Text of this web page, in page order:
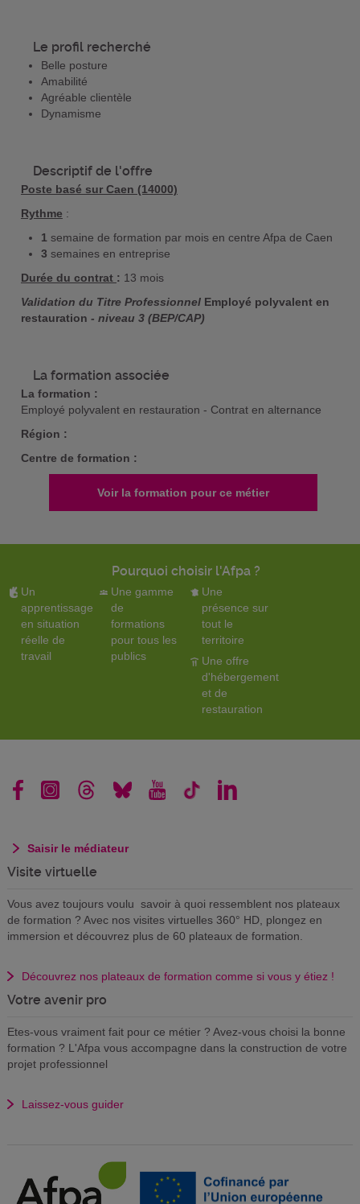
Le profil recherché
Belle posture
Amabilité
Agréable clientèle
Dynamisme
Descriptif de l'offre
Poste basé sur Caen (14000)
Rythme :
1 semaine de formation par mois en centre Afpa de Caen
3 semaines en entreprise
Durée du contrat : 13 mois
Validation du Titre Professionnel Employé polyvalent en
restauration - niveau 3 (BEP/CAP)
La formation associée
La formation :
Employé polyvalent en restauration - Contrat en alternance
Région :
Centre de formation :
Voir la formation pour ce métier
Pourquoi choisir l'Afpa ?
Un
apprentissage
en situation
réelle de
travail
Une gamme
de
formations
pour tous les
publics
Une
présence sur
tout le
territoire
Une offre
d'hébergement
et de
restauration
Saisir le médiateur
Visite virtuelle
Vous avez toujours voulu savoir à quoi ressemblent nos plateaux
de formation ? Avec nos visites virtuelles 360° HD, plongez en
immersion et découvrez plus de 60 plateaux de formation.
Découvrez nos plateaux de formation comme si vous y étiez !
Votre avenir pro
Etes-vous vraiment fait pour ce métier ? Avez-vous choisi la bonne
formation ? L'Afpa vous accompagne dans la construction de votre
projet professionnel
Laissez-vous guider